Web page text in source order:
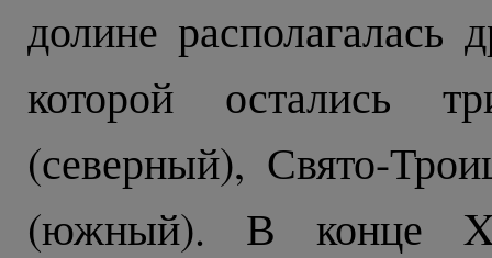
долине располагалась
которой остались
(северный), Свято-
(южный). В конце